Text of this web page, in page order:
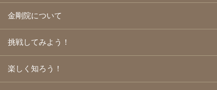
2009年6月(22)
2009年5月(20)
2009年2月(19)
2009年1月(25)
2008年12月 (22)
金剛院について
挑戦してみよう！
楽しく知ろう！